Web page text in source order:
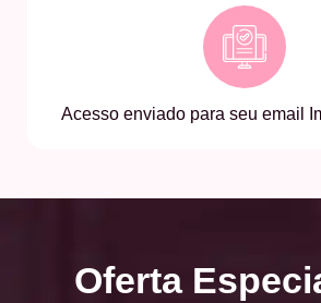
Acesso enviado para seu email
Oferta